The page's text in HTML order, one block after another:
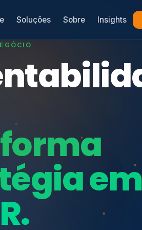
Soluções Sobre Insights
em
OTIMIZADOS E INTEGRADOS
seu
e treinamentos em ISO